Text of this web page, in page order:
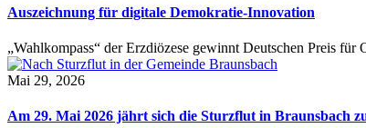
Auszeichnung für digitale Demokratie-Innovation
„Wahlkompass“ der Erzdiözese gewinnt Deutschen Preis
Mai 29, 2026
Am 29. Mai 2026 jährt sich die Sturzflut in Braunsbach